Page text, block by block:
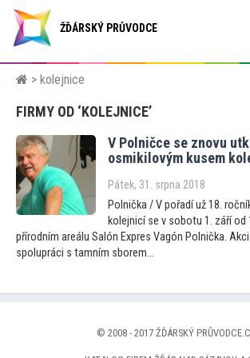
ŽĎÁRSKÝ PRŮVODCE
> kolejnice
FIRMY OD ‘KOLEJNICE’
V Polničce se znovu
osmikilovým kusem
Pátek, 31. srpna 2018
Polnička / V pořadí už 18.
kolejnicí se v sobotu 1. září
přírodním areálu Salón Expres Vagón Polnička.
spolupráci s tamním sborem...
© 2008 - 2017 ŽĎÁRSKÝ